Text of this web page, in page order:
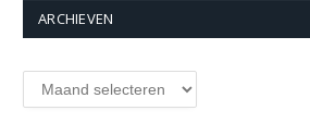
ARCHIEVEN